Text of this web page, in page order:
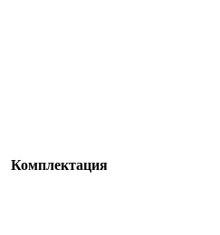
Комплектация